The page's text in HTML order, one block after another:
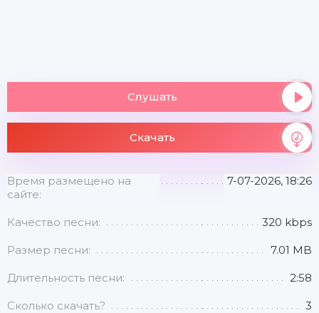
Слушать
Скачать
Время размещено на
сайте:
7-07-2026, 18:26
Качество песни: 320 kbps
Размер песни: 7.01 MB
Длительность песни: 2:58
Сколько скачать? 3